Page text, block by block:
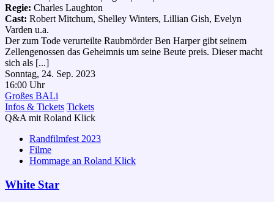
Regie: Charles Laughton
Cast: Robert Mitchum, Shelley Winters, Lillian Gish, Evelyn
Varden u.a.
Der zum Tode verurteilte Raubmörder Ben Harper gibt seinem
Zellengenossen das Geheimnis um seine Beute preis. Dieser macht
sich als [...]
Sonntag, 24. Sep. 2023
16:00 Uhr
Großes BALi
Infos & Tickets Tickets
Q&A mit Roland Klick
Randfilmfest 2023
Filme
Hommage an Roland Klick
White Star